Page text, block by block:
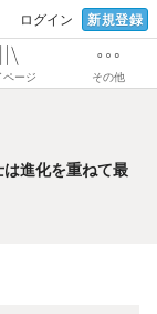
ログイン 新規登録
ページ その他
士は進化を重ね
進化を重ねて最